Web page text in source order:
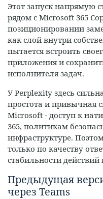
Этот запуск напрямую
рядом с Microsoft 365
позиционировании
как слой внутри
пытается встроить
приложения и
исполнителя задач.
У Perplexity здесь
простота и привычная
Microsoft - доступ к
365, политикам
инфраструктуре.
только по качеству
стабильности
Предыдущая
через Teams